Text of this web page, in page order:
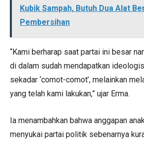
Kubik Sampah, Butuh Dua Alat
Pembersihan
“Kami berharap saat partai ini besar
di dalam sudah mendapatkan
sekadar ‘comot-comot’, melainkan
yang telah kami lakukan,” ujar Erma.
Ia menambahkan bahwa anggapan
menyukai partai politik sebenarnya